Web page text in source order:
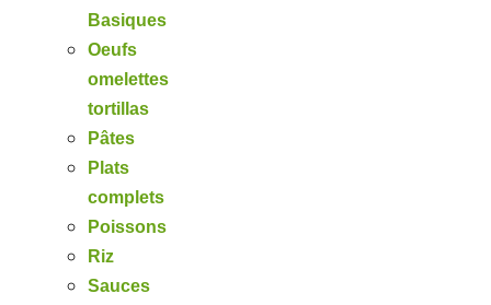
Basiques
Oeufs
omelettes
tortillas
Pâtes
Plats
complets
Poissons
Riz
Sauces